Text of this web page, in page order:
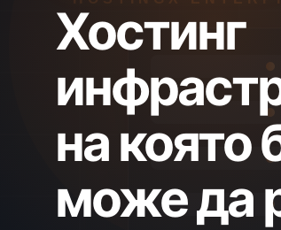
Хостинг
на която
може да